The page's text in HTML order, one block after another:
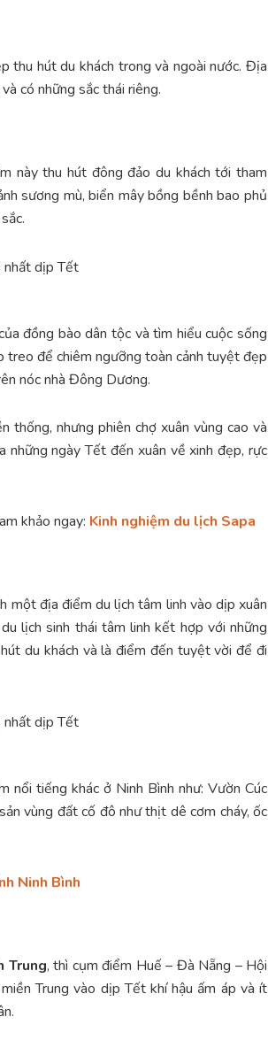
thu hút du khách trong và ngoài nước. Địa
có những sắc thái riêng.
này thu hút đông đảo du khách tới tham
sương mù, biển mây bồng bềnh bao phủ
đồng bào dân tộc và tìm hiểu cuộc sống
treo để chiêm ngưỡng toàn cảnh tuyệt đẹp
nóc nhà Đông Dương.
thống, nhưng phiên chợ xuân vùng cao và
những ngày Tết đến xuân về xinh đẹp, rực
khảo ngay: Kinh nghiệm du lịch Sapa
một địa điểm du lịch tâm linh vào dịp xuân
lịch sinh thái tâm linh kết hợp với những
du khách và là điểm đến tuyệt vời để đi
nổi tiếng khác ở Ninh Bình như: Vườn Cúc
vùng đất cố đô như thịt dê cơm cháy, ốc
Ninh Bình
Trung, thì cụm điểm Huế – Đà Nẵng – Hội
Trung vào dịp Tết khí hậu ấm áp và ít